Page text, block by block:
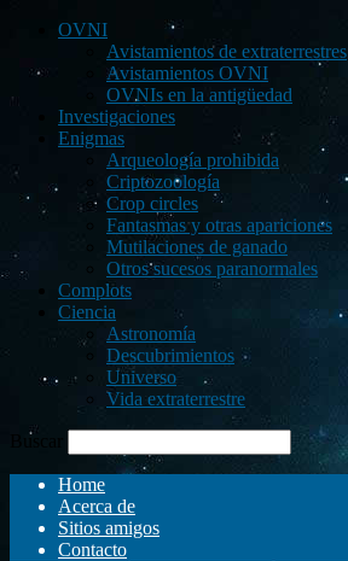
OVNI
Avistamientos de extraterrestres
Avistamientos OVNI
OVNIs en la antigüedad
Investigaciones
Enigmas
Arqueología prohibida
Criptozoología
Crop circles
Fantasmas y otras apariciones
Mutilaciones de ganado
Otros sucesos paranormales
Complots
Ciencia
Astronomía
Descubrimientos
Universo
Vida extraterrestre
Buscar
Home
Acerca de
Sitios amigos
Contacto